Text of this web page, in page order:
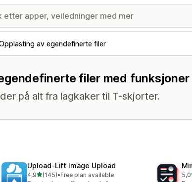
av egendefinerte filer
filer med funksjoner
på alt fra lagkaker til T-skjorter.
Upload‑Lift Image Upload
4,9av 5 stjerner
(145)
Totalt 145 omtaler
•Free plan available
5,0